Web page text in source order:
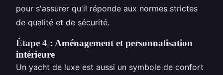
pour s'assurer qu'il réponde aux normes strictes
de qualité et de sécurité.
Étape 4 : Aménagement et personnalisation
intérieure
Un yacht de luxe est aussi un symbole de confort